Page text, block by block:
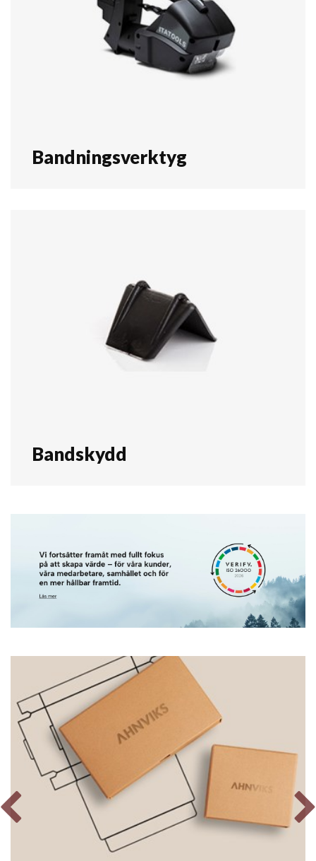
Bandningsverktyg
Bandskydd